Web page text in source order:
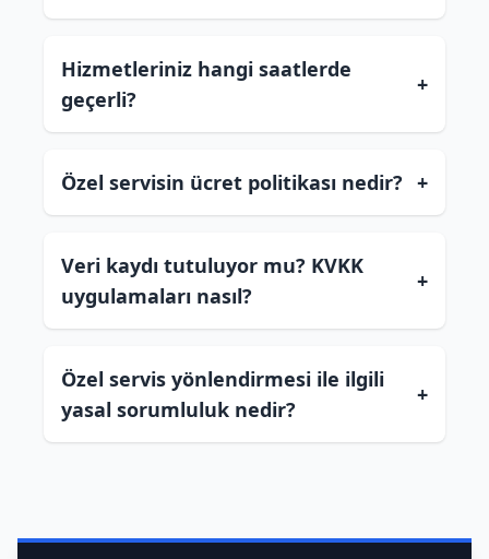
Hizmetleriniz hangi saatlerde
geçerli?
+
Özel servisin ücret politikası nedir? +
Veri kaydı tutuluyor mu? KVKK
uygulamaları nasıl?
+
Özel servis yönlendirmesi ile ilgili
yasal sorumluluk nedir?
+